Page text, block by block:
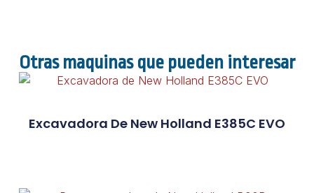
Otras maquinas que pueden interesar
Excavadora De New Holland E385C EVO